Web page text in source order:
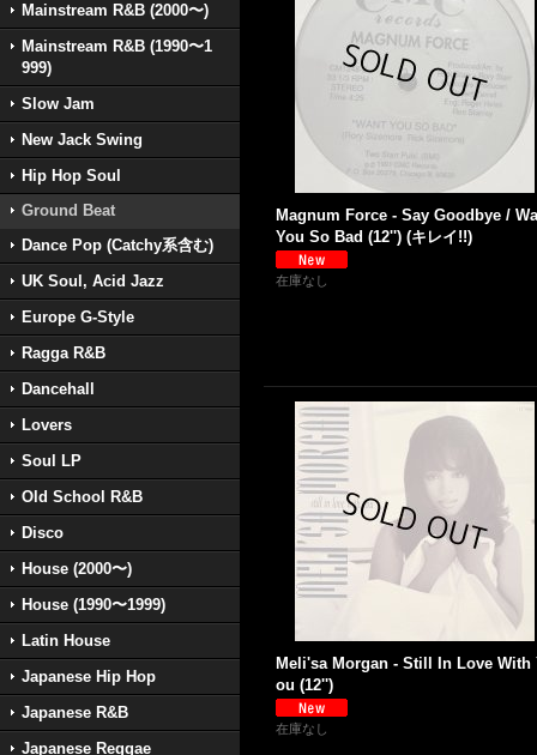
Mainstream R&B (2000〜)
Mainstream R&B (1990〜1
999)
Slow Jam
New Jack Swing
Hip Hop Soul
Ground Beat
Dance Pop (Catchy系含む)
UK Soul, Acid Jazz
Europe G-Style
Ragga R&B
Dancehall
Lovers
Soul LP
Old School R&B
Disco
House (2000〜)
House (1990〜1999)
Latin House
Japanese Hip Hop
Japanese R&B
Japanese Reggae
Magnum Force - Say Goodbye /
You So Bad (12'') (キレイ!!)
在庫なし
Meli'sa Morgan - Still In Love With
ou (12'')
在庫なし